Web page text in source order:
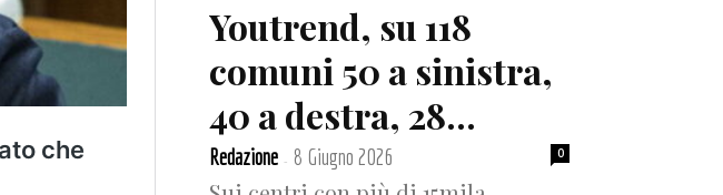
Youtrend, su 118
comuni 50 a sinistra,
40 a destra, 28...
Redazione - 8 Giugno 2026 0